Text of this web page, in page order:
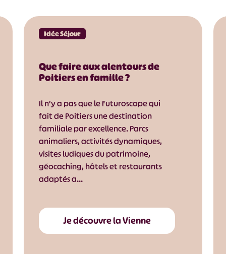
Idée Séjour
Que faire aux alentours de
Poitiers en famille ?
Il n’y a pas que le Futuroscope qui
fait de Poitiers une destination
familiale par excellence. Parcs
animaliers, activités dynamiques,
visites ludiques du patrimoine,
géocaching, hôtels et restaurants
adaptés a…
Je découvre la Vienne